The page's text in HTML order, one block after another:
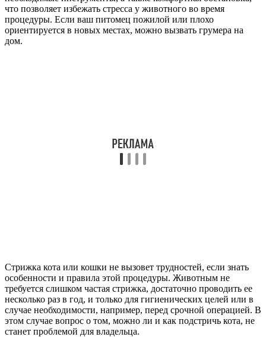
что позволяет избежать стресса у животного во время
процедуры. Если ваш питомец пожилой или плохо
ориентируется в новых местах, можно вызвать грумера на
дом.
Стрижка кота или кошки не вызовет трудностей, если знать
особенности и правила этой процедуры. Животным не
требуется слишком частая стрижка, достаточно проводить ее
несколько раз в год, и только для гигиенических целей или в
случае необходимости, например, перед срочной операцией. В
этом случае вопрос о том, можно ли и как подстричь кота, не
станет проблемой для владельца.